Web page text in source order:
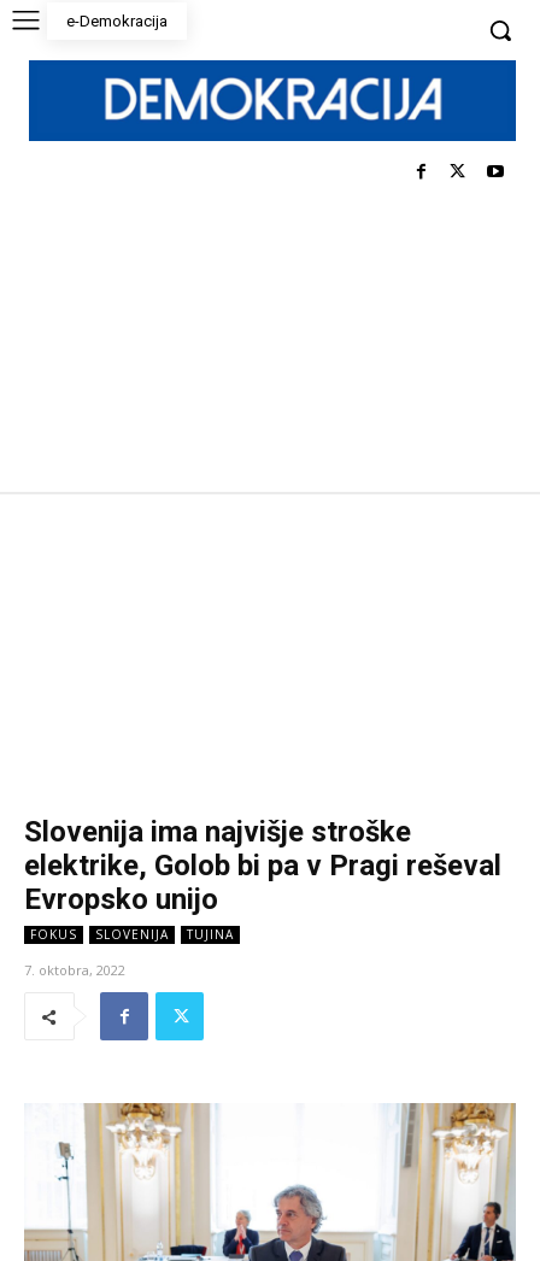
e-Demokracija
Slovenija ima najvišje stroške
elektrike, Golob bi pa v Pragi reševal
Evropsko unijo
FOKUS SLOVENIJA TUJINA
7. oktobra, 2022